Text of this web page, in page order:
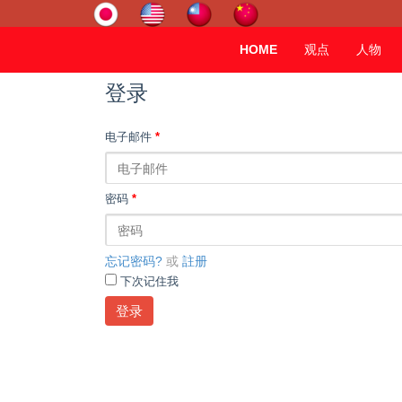
HOME 观点 人物
登录
电子邮件 *
密码 *
忘记密码? 或 註册
下次记住我
登录